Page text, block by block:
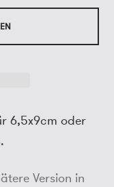
6,5x9cm oder
Version in